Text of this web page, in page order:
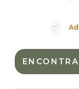
Azul escuro,
Peso:
Dimensões das